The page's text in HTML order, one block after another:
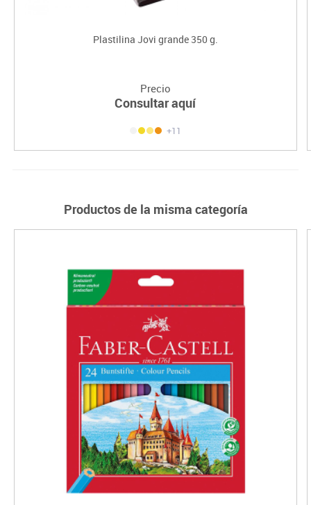
Plastilina Jovi grande 350 g.
Precio
Consultar aquí
+11
Productos de la misma categoría